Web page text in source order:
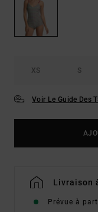
XS S
Voir Le Guide Des
Livraison
Prévue à